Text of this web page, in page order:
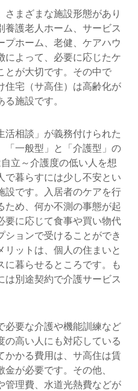
まざまな施設形態があり
養護老人ホーム、サービス
ホーム、老健、ケアハウ
によって、必要に応じたケ
とが大切です。その中で
住宅（サ高住）は高齢化が
施設です。
相談」が義務付けられた
「一般型」と「介護型」の
立～介護度の低い人を想
で暮らすには少し不安とい
設です。入居者のケアを行
ため、何か不測の事態が起
要に応じて食事や買い物代
ョンで受けることができ
リットは、個人の住まいと
に暮らせるところです。も
は別途契約で介護サービス
必要な介護や機能訓練など
の高い人にも対応している
かかる費用は、サ高住は賃
が必要です。その他、
管理費、水道光熱費などが